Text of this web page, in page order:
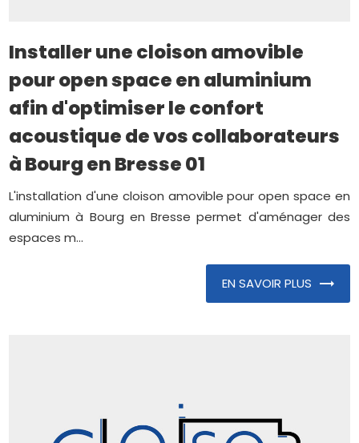
Installer une cloison amovible
pour open space en aluminium
afin d'optimiser le confort
acoustique de vos collaborateurs
à Bourg en Bresse 01
L'installation d'une cloison amovible pour open space en
aluminium à Bourg en Bresse permet d'aménager des
espaces m...
EN SAVOIR PLUS